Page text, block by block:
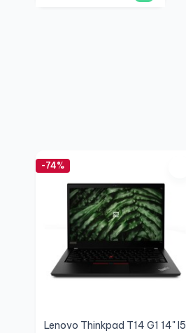
-74%
Lenovo Thinkpad T14 G1 14" I5